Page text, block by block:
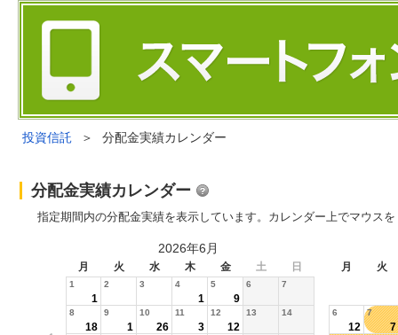
投資信託 ＞ 分配金実績カレンダー
分配金実績カレンダー
指定期間内の分配金実績を表示しています。カレンダー上でマウス
2026年6月
月 火 水 木 金 土 日 月 火
1
1
2 3 4
1
5
9
6 7
8
18
9
1
10
26
11
3
12
12
13 14 6
12
7
7